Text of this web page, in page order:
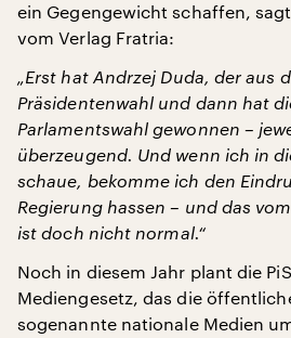
ein Gegengewicht schaffen,
vom Verlag Fratria:
„Erst hat Andrzej Duda, der aus
Präsidentenwahl und dann hat
Parlamentswahl gewonnen –
überzeugend. Und wenn ich in
schaue, bekomme ich den
Regierung hassen – und das
ist doch nicht normal.“
Noch in diesem Jahr plant die
Mediengesetz, das die
sogenannte nationale Medien